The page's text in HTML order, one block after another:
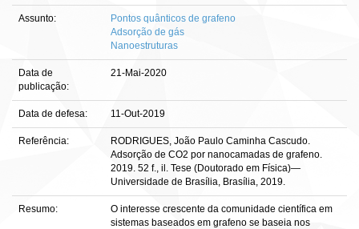
Assunto:
Pontos quânticos de grafeno
Adsorção de gás
Nanoestruturas
Data de
publicação:
21-Mai-2020
Data de defesa: 11-Out-2019
Referência:
RODRIGUES, João Paulo Caminha Cascudo.
Adsorção de CO2 por nanocamadas de grafeno.
2019. 52 f., il. Tese (Doutorado em Física)—
Universidade de Brasília, Brasília, 2019.
Resumo:
O interesse crescente da comunidade científica em
sistemas baseados em grafeno se baseia nos